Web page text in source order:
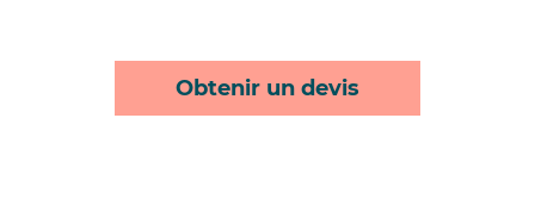
Obtenir un devis